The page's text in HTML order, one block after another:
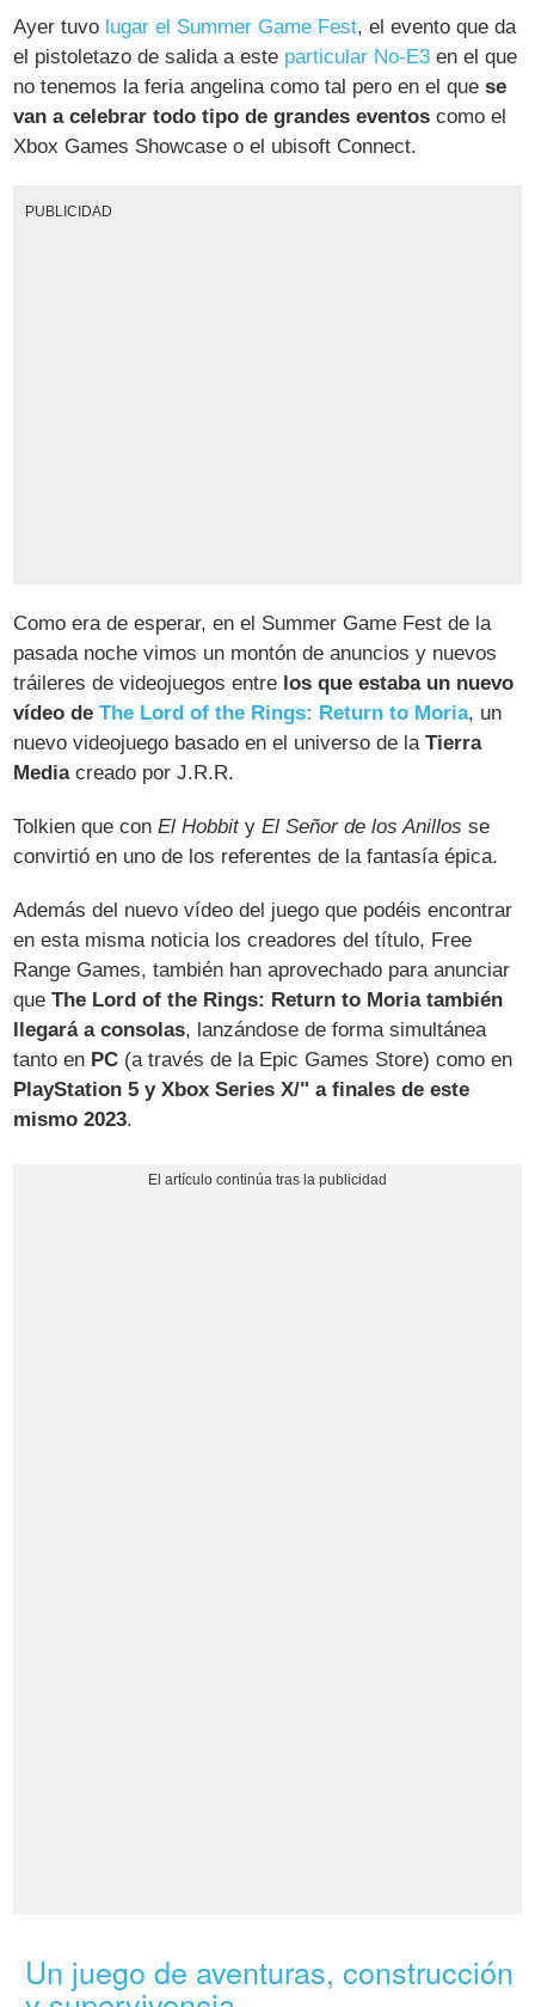
Ayer tuvo lugar el Summer Game Fest, el evento que da
el pistoletazo de salida a este particular No-E3 en el que
no tenemos la feria angelina como tal pero en el que se
van a celebrar todo tipo de grandes eventos como el
Xbox Games Showcase o el ubisoft Connect.
PUBLICIDAD
Como era de esperar, en el Summer Game Fest de la
pasada noche vimos un montón de anuncios y nuevos
tráileres de videojuegos entre los que estaba un nuevo
vídeo de The Lord of the Rings: Return to Moria, un
nuevo videojuego basado en el universo de laTierra
Mediacreado por J.R.R.
Tolkien que conEl HobbityEl Señor de los Anillos se
convirtió en uno de los referentes de la fantasía épica.
Además del nuevo vídeo del juego que podéis encontrar
en esta misma noticia los creadores del título, Free
Range Games, también han aprovechado para anunciar
queThe Lord of the Rings: Return to Moria también
llegará a consolas, lanzándose de forma simultánea
tanto en PC (a través de la Epic Games Store) como en
PlayStation 5 y Xbox Series X/" a finales de este
mismo 2023.
Un juego de aventuras, construcción